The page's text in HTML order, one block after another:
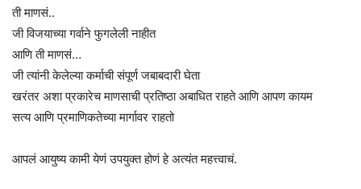
ती माणसं..
जी विजयाच्या गर्वाने फुगलेली नाहीत
आणि ती माणसं…
जी त्यांनी केलेल्या कर्माची संपूर्ण जबाबदारी घेता
खरंतर अशा प्रकारेच माणसाची प्रतिष्ठा अबाधित राहते आणि आपण कायम
सत्य आणि प्रमाणिकतेच्या मार्गावर राहतो
आपलं आयुष्य कामी येणं उपयुक्त होणं हे अत्यंत महत्त्वाचं.